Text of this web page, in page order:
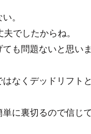
。
でしたからね。
も問題ないと思いま
なくデッドリフト
に裏切るので信じて